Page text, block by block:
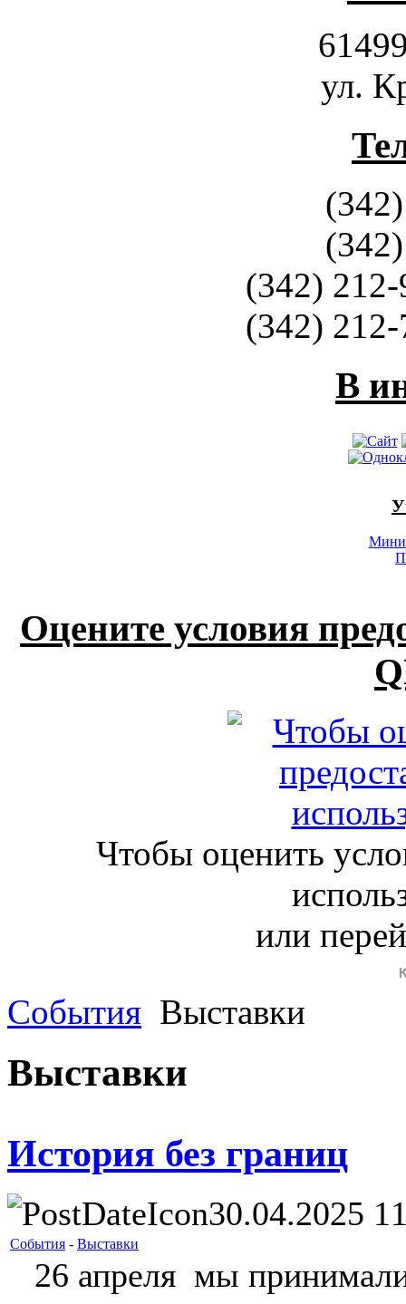
ул.
(342)
(342)
В
Оцените условия
Чтобы оценить
или
События Выставки
Выставки
История без границ
30.04.2025
События - Выставки
26 апреля мы